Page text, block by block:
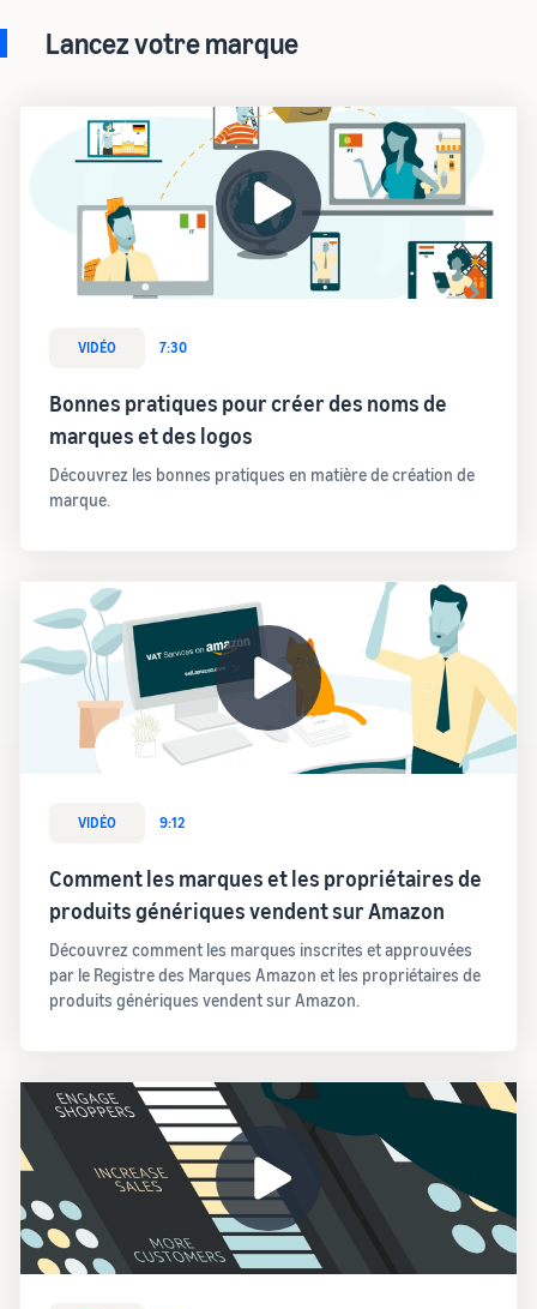
Lancez votre marque
VIDÉO 7:30
Bonnes pratiques pour créer des noms de
marques et des logos
Découvrez les bonnes pratiques en matière de création de
marque.
VIDÉO 9:12
Comment les marques et les propriétaires de
produits génériques vendent sur Amazon
Découvrez comment les marques inscrites et approuvées
par le Registre des Marques Amazon et les propriétaires de
produits génériques vendent sur Amazon.